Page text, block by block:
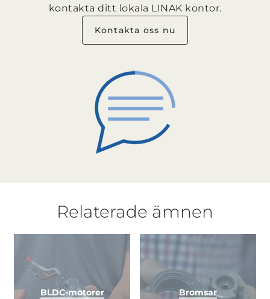
kontakta ditt lokala LINAK kontor.
Kontakta oss nu
Relaterade ämnen
BLDC-motorer Bromsar